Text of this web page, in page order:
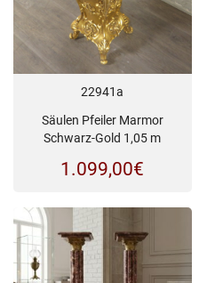
22941a
Säulen Pfeiler Marmor
Schwarz-Gold 1,05 m
1.099,00€